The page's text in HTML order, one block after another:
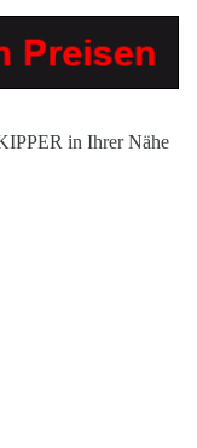
in Ihrer Nähe